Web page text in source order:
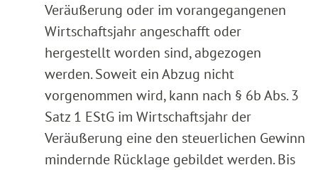
Veräußerung oder im vorangegangenen
Wirtschaftsjahr angeschafft oder
hergestellt worden sind, abgezogen
werden. Soweit ein Abzug nicht
vorgenommen wird, kann nach § 6b Abs. 3
Satz 1 EStG im Wirtschaftsjahr der
Veräußerung eine den steuerlichen Gewinn
mindernde Rücklage gebildet werden. Bis